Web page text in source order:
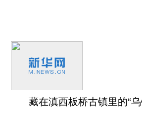
藏在滇西板桥古镇里的“